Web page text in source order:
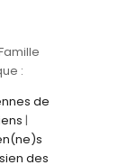
:
de
|
des